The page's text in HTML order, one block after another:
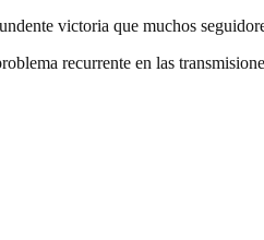
victoria que muchos
recurrente en las